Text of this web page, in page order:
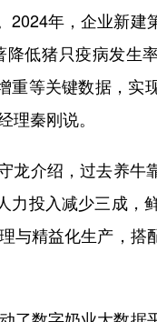
年，企业新建
低猪只疫病发生
重等关键数据，实
秦刚说。
介绍，过去养牛
力投入减少三成，
与精益化生产，搭